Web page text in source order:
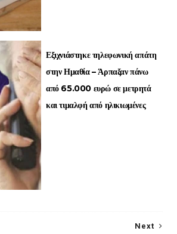
Εξιχνιάστηκε τηλεφωνική απάτη
στην Ημαθία – Άρπαξαν πάνω
από 65.000 ευρώ σε μετρητά
και τιμαλφή από ηλικιωμένες
Next